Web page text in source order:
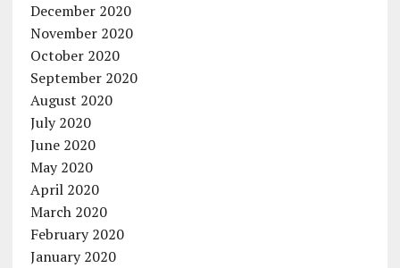
December 2020
November 2020
October 2020
September 2020
August 2020
July 2020
June 2020
May 2020
April 2020
March 2020
February 2020
January 2020